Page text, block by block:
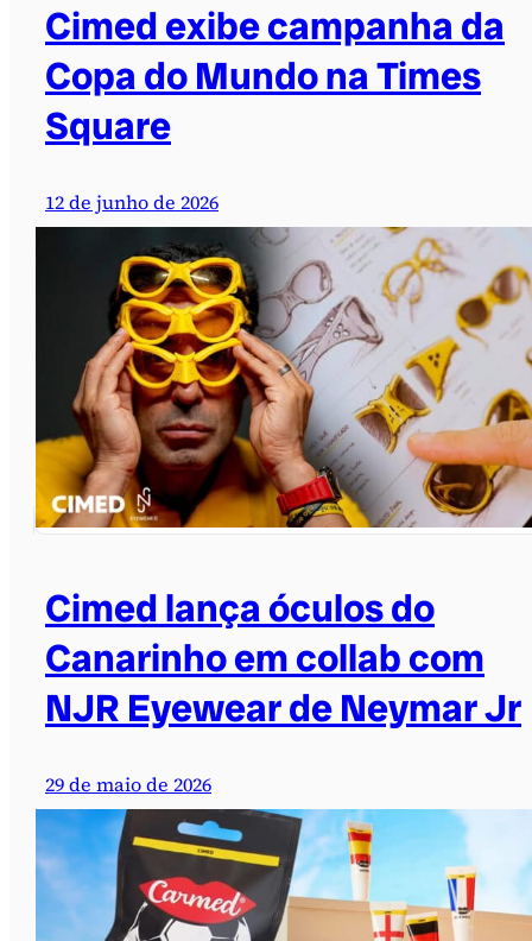
Cimed exibe campanha da
Copa do Mundo na Times
Square
12 de junho de 2026
Cimed lança óculos do
Canarinho em collab com
NJR Eyewear de Neymar Jr
29 de maio de 2026